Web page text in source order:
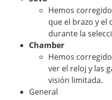
Hemos
que el brazo y el
durante la
Chamber
Hemos
ver el reloj y las
visión limitada.
General